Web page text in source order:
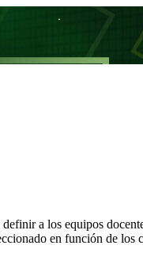
a los equipos
en función de los